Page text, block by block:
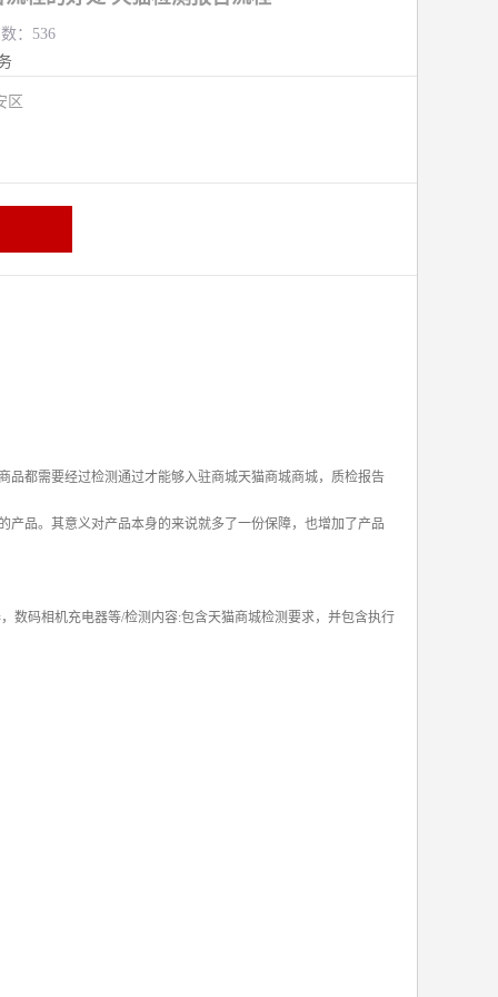
：536
区
都需要经过检测通过才能够入驻商城天猫商城商城，质检报告
品。其意义对产品本身的来说就多了一份保障，也增加了产品
码相机充电器等/检测内容:包含天猫商城检测要求，并包含执行